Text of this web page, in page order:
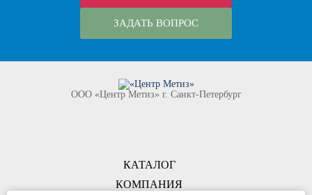
ЗАДАТЬ ВОПРОС
КОМПАНИЯ
ООО «Центр Метиз» г. Санкт-Петербург
КАТАЛОГ